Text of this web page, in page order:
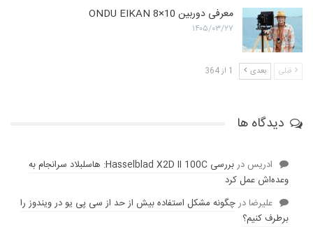
معرفی دوربین ONDU EIKAN 8×10
۱۴۰۵/۰۳/۲۷
قبلی بعدی 1 از 364
دیدگاه ها
ادریس در
بررسی Hasselblad X2D II 100C: هاسلبلاد سرانجام به
وعده‌‌اش عمل کرد
عليرضادرچگونه مشکل استفاده بیش از حد از سی پی یو در ویندوز را
برطرف کنیم؟